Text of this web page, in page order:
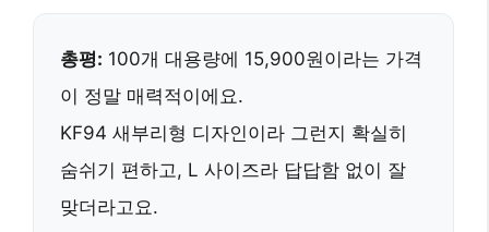
총평: 100개 대용량에 15,900원이라는 가격
이 정말 매력적이에요.
KF94 새부리형 디자인이라 그런지 확실히
숨쉬기 편하고, L 사이즈라 답답함 없이 잘
맞더라고요.